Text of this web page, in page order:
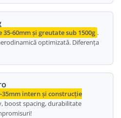
35-60mm și greutate sub 1500g .
optimizată. Diferența
35mm intern și construcție
boost spacing, durabilitate